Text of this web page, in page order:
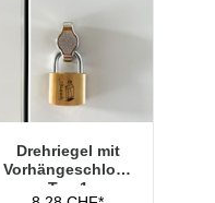
Drehriegel mit
Vorhängeschloss
Typ 1